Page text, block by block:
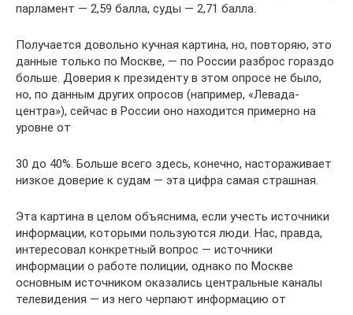
парламент — 2,59 балла, суды — 2,71 балла.
Получается довольно кучная картина, но, повторяю, это
данные только по Москве, — по России разброс гораздо
больше. Доверия к президенту в этом опросе не было,
но, по данным других опросов (например, «Левада-
центра»), сейчас в России оно находится примерно на
уровне от
30 до 40%. Больше всего здесь, конечно, настораживает
низкое доверие к судам — эта цифра самая страшная.
Эта картина в целом объяснима, если учесть источники
информации, которыми пользуются люди. Нас, правда,
интересовал конкретный ­вопрос — источники
информации о работе полиции, однако по Москве
основным источником оказались центральные каналы
телевидения — из него черпают информацию от